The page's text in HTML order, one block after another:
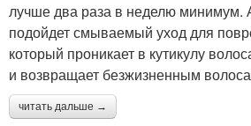
лучше два раза в неделю минимум.
подойдет смываемый уход для
который проникает в кутикулу
и возвращает безжизненным
читать дальше →